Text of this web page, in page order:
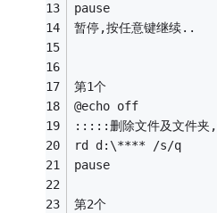
pause
暂停,按任意键继续..
第1个
@echo off
:::::删除文件及文件夹,
rd d:\**** /s/q
pause
第2个